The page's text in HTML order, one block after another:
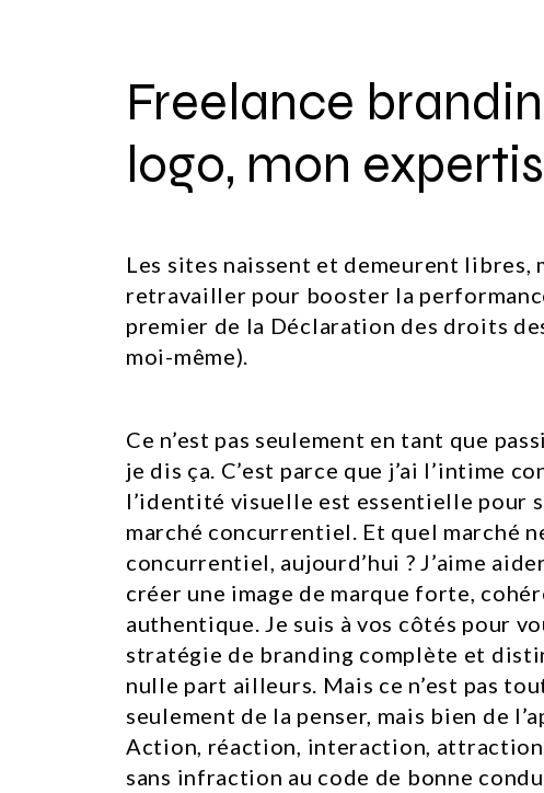
Freelance
logo, mon
Les sites naissent et demeurent libres,
retravailler pour booster la
premier de la Déclaration des droits
moi-même).
Ce n’est pas seulement en tant que
je dis ça. C’est parce que j’ai l’intime
l’identité visuelle est essentielle pour
marché concurrentiel. Et quel marché
concurrentiel, aujourd’hui ? J’aime
créer une image de marque forte,
authentique. Je suis à vos côtés pour
stratégie de branding complète et
nulle part ailleurs. Mais ce n’est pas
seulement de la penser, mais bien de
Action, réaction, interaction,
sans infraction au code de bonne